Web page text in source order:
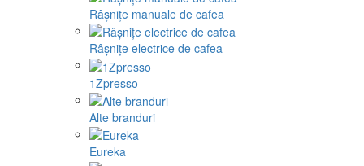
Râșnițe manuale de cafea
Râșnițe electrice de cafea
1Zpresso
Alte branduri
Eureka